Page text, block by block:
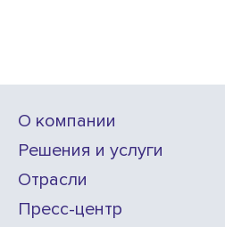
О компании
Решения и услуги
Отрасли
Пресс-центр